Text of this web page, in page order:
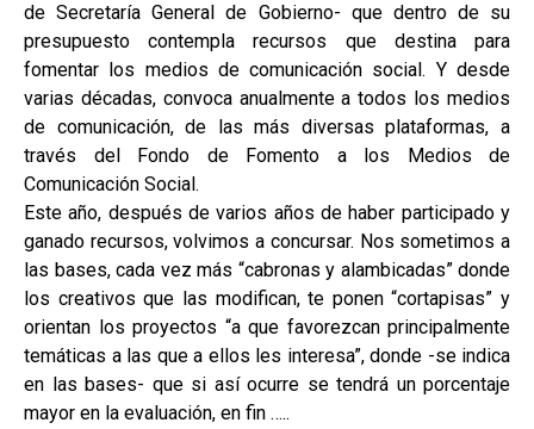
de Secretaría General de Gobierno- que dentro de su
presupuesto contempla recursos que destina para
fomentar los medios de comunicación social. Y desde
varias décadas, convoca anualmente a todos los medios
de comunicación, de las más diversas plataformas, a
través del Fondo de Fomento a los Medios de
Comunicación Social.
Este año, después de varios años de haber participado y
ganado recursos, volvimos a concursar. Nos sometimos a
las bases, cada vez más “cabronas y alambicadas” donde
los creativos que las modifican, te ponen “cortapisas” y
orientan los proyectos “a que favorezcan principalmente
temáticas a las que a ellos les interesa”, donde -se indica
en las bases- que si así ocurre se tendrá un porcentaje
mayor en la evaluación, en fin …..